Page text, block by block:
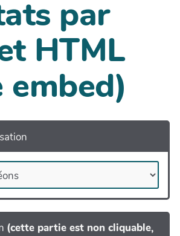
par
HTML
embed)
(cette partie est non cliquable,